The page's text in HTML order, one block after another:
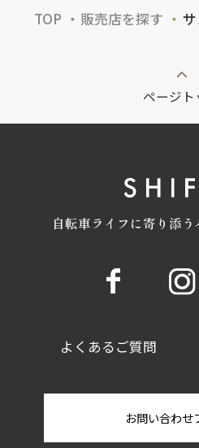
TOP 販売店を探す
ページト
自転車ライフに寄り添
よくあるご質問
お問い合わせ